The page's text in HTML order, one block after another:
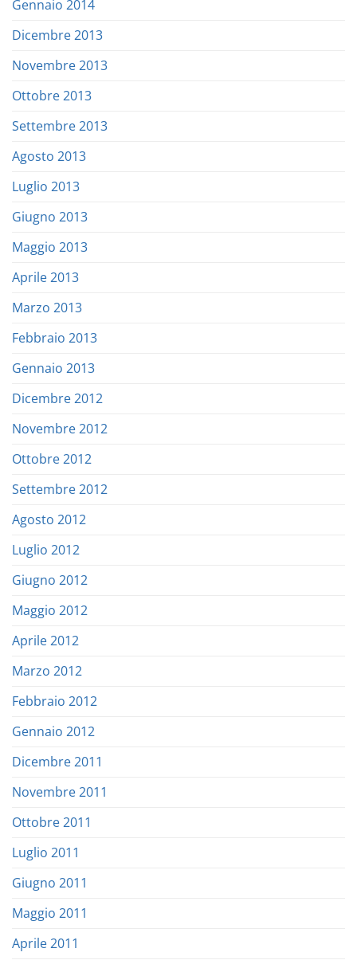
Gennaio 2014
Dicembre 2013
Novembre 2013
Ottobre 2013
Settembre 2013
Agosto 2013
Luglio 2013
Giugno 2013
Maggio 2013
Aprile 2013
Marzo 2013
Febbraio 2013
Gennaio 2013
Dicembre 2012
Novembre 2012
Ottobre 2012
Settembre 2012
Agosto 2012
Luglio 2012
Giugno 2012
Maggio 2012
Aprile 2012
Marzo 2012
Febbraio 2012
Gennaio 2012
Dicembre 2011
Novembre 2011
Ottobre 2011
Luglio 2011
Giugno 2011
Maggio 2011
Aprile 2011